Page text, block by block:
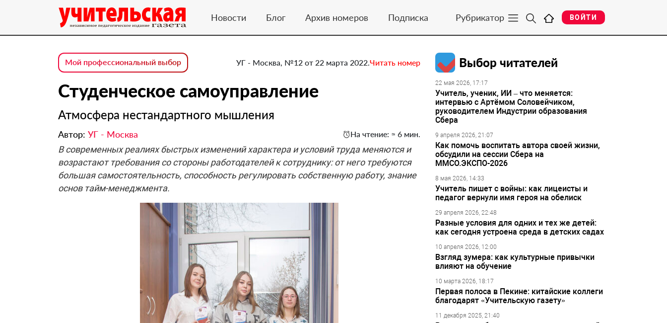
Новости Блог Архив номеров Подписка Рубрикатор ВОЙТИ
Мой профессиональный выбор УГ - Москва, №12 от 22 марта 2022.Читать номер
Студенческое самоуправление
Атмосфера нестандартного мышления
Автор: УГ - Москва На чтение: ≈ 6 мин.
В современных реалиях быстрых изменений характера и условий труда меняются и
возрастают требования со стороны работодателей к сотруднику: от него требуются
большая самостоятельность, способность регулировать собственную работу, знание
основ тайм-менеджмента.
Выбор читателей
22 мая 2026, 17:17
Учитель, ученик, ИИ – что меняется:
интервью с Артёмом Соловейчиком,
руководителем Индустрии образования
Сбера
9 апреля 2026, 21:07
Как помочь воспитать автора своей жизни,
обсудили на сессии Сбера на
ММСО.ЭКСПО-2026
8 мая 2026, 14:33
Учитель пишет с войны: как лицеисты и
педагог вернули имя героя на обелиск
29 апреля 2026, 22:48
Разные условия для одних и тех же детей:
как сегодня устроена среда в детских садах
10 апреля 2026, 12:00
Взгляд зумера: как культурные привычки
влияют на обучение
10 марта 2026, 18:17
Первая полоса в Пекине: китайские коллеги
благодарят «Учительскую газету»
11 декабря 2025, 21:40